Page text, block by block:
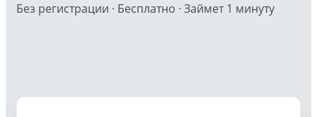
Без регистрации · Бесплатно · Займет 1 минуту